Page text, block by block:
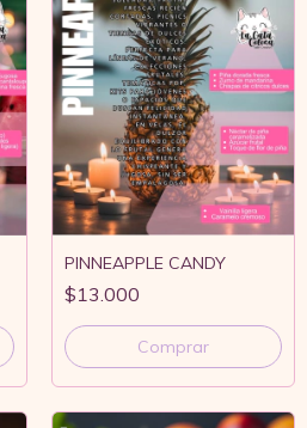
PINNEAPPLE CANDY
$13.000
Comprar